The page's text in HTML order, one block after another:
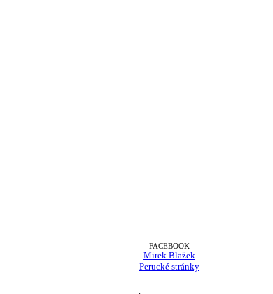
FACEBOOK
Mirek Blažek
Perucké stránky